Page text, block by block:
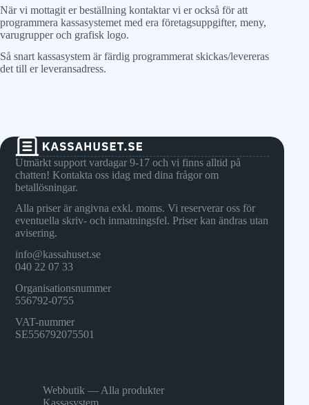
När vi mottagit er beställning kontaktar vi er också för att
programmera kassasystemet med era företagsuppgifter, meny,
varugrupper och grafisk logo.
Så snart kassasystem är färdig programmerat skickas/levereras
det till er leveransadress.
Utmärkt support vardagar 9-17 och vi finns alltid på
chatten! Kontakta oss idag med dina frågor om
betallösningar.
Alla priser är angivna exkl. moms. Vi reserverar oss för
eventuella skriv- och inmatningsfel. Priser kan ändras utan
avisering.
info@kassahuset.se
040 22 07 33
Organisationsnummer
556792-0755
VAT-nummer
SE556792075501
Webbutik — Alla produkter
Kassasystem